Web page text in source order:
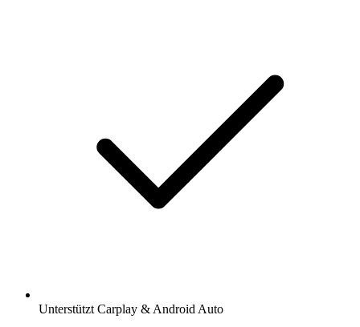
Unterstützt Carplay & Android Auto